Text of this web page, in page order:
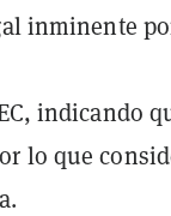
inminente
indicando
lo que